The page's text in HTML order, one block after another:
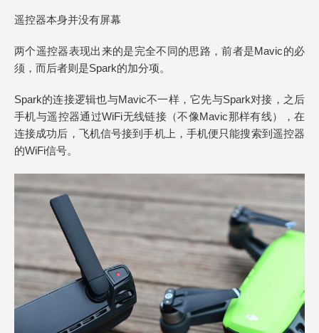
遥控器本身并没有屏幕
两个遥控器表现出来的是完全不同的思路，前者是Mavic的必
须，而后者则是Spark的加分项。
Spark的连接逻辑也与Mavic不一样，它先与Spark对接，之后
手机与遥控器通过WiFi无线链接（不像Mavic那样有线），在
连接成功后，飞机信号接到手机上，手机便只能搜索到遥控器
的WiFi信号。